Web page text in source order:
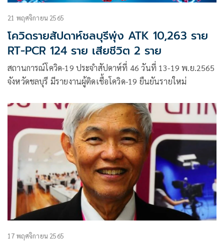
21 พฤศจิกายน 2565
โควิดรายสัปดาห์ชลบุรีพุ่ง ATK 10,263 ราย
RT-PCR 124 ราย เสียชีวิต 2 ราย
สถานการณ์โควิด-19 ประจำสัปดาห์ที่ 46 วันที่ 13-19 พ.ย.2565
จังหวัดชลบุรี มีรายงานผู้ติดเชื้อโควิด-19 ยืนยันรายใหม่
17 พฤศจิกายน 2565